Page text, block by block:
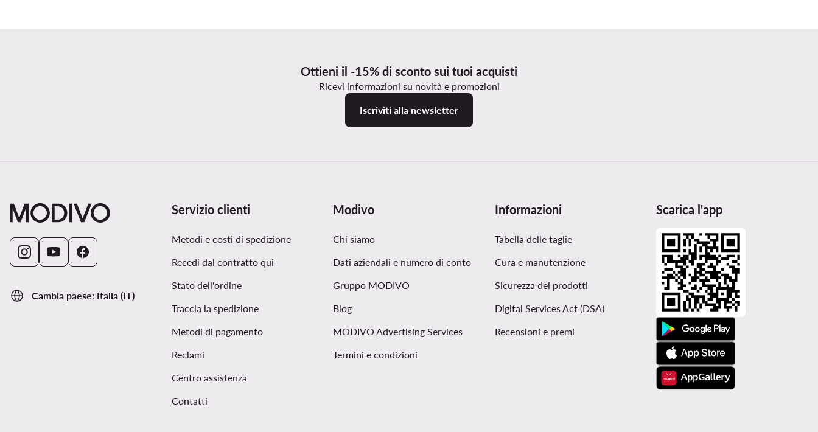
Ottieni il -15% di sconto sui tuoi acquisti
Ricevi informazioni su novità e promozioni
Iscriviti alla newsletter
Cambia paese: Italia (IT)
Servizio clienti
Metodi e costi di spedizione
Recedi dal contratto qui
Stato dell'ordine
Traccia la spedizione
Metodi di pagamento
Reclami
Centro assistenza
Contatti
Modivo
Chi siamo
Dati aziendali e numero di conto
Gruppo MODIVO
Blog
MODIVO Advertising Services
Termini e condizioni
Informazioni
Tabella delle taglie
Cura e manutenzione
Sicurezza dei prodotti
Digital Services Act (DSA)
Recensioni e premi
Scarica l'app